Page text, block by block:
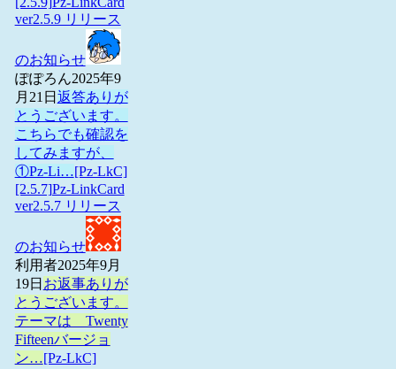
ver2.5.9 リリース
のお知らせ
ぽぽろん2025年9
月21日 返答ありが
とうございます。
こちらでも確認を
してみますが、
①Pz-Li…[Pz-LkC]
[2.5.7]Pz-LinkCard
ver2.5.7 リリース
のお知らせ
利用者2025年9月
19日 お返事ありが
とうございます。
テーマは Twenty
Fifteenバージョ
ン…[Pz-LkC]